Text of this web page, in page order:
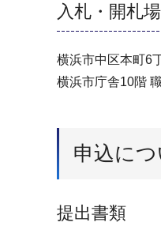
入札・開札
横浜市中区本町6
横浜市庁舎10階
申込につ
提出書類